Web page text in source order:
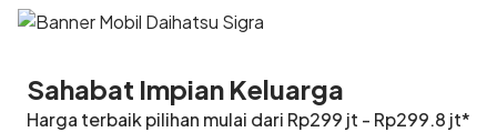
Sahabat Impian Keluarga
Harga terbaik pilihan mulai dari Rp299 jt - Rp299.8 jt*